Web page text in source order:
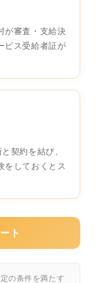
が審査・支給決
ビス受給者証が
契約を結び、
をしておくとス
ト
の条件を満たす